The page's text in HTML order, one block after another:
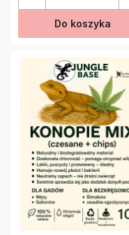
Do koszyka